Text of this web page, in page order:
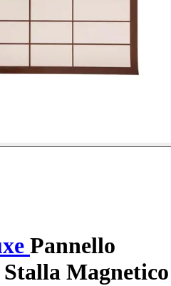
Pannello
Magnetico